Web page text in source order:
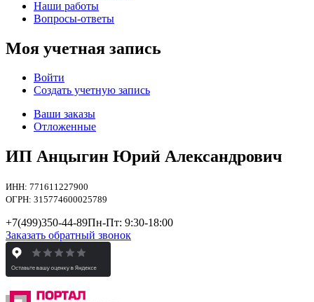
Наши работы
Вопросы-ответы
Моя учетная запись
Войти
Создать учетную запись
Ваши заказы
Отложенные
ИП Анцыгин Юрий Александрович
ИНН: 771611227900
ОГРН: 315774600025789
+7(499)350-44-89Пн-Пт: 9:30-18:00
Заказать обратный звонок